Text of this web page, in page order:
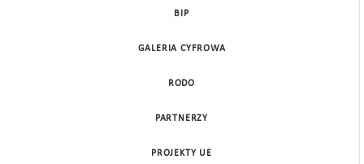
BIP
GALERIA CYFROWA
RODO
PARTNERZY
PROJEKTY UE